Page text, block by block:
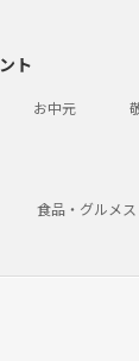
ト
お中元
食品・グルメ